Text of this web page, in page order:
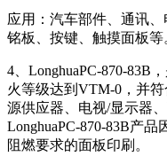
应用：汽车部件、通讯、
铭板、按键、触摸面板等
4、LonghuaPC-870-83B
火等级达到VTM-0，并
源供应器、电视/显示器
LonghuaPC-870-83B产
阻燃要求的面板印刷。